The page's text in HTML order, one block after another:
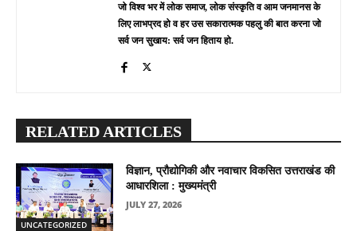
जो विश्व भर में लोक समाज, लोक संस्कृति व आम जनमानस के
लिए लाभप्रद हो व हर उस सकारात्मक पहलु की बात करना जो
सर्व जन सुखाय: सर्व जन हिताय हो.
RELATED ARTICLES
UNCATEGORIZED
विज्ञान, प्रौद्योगिकी और नवाचार विकसित उत्तराखंड की
आधारशिला : मुख्यमंत्री
JULY 27, 2026